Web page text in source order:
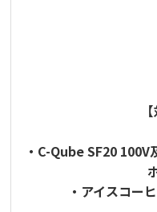
・C-Qube SF20
・アイスコー